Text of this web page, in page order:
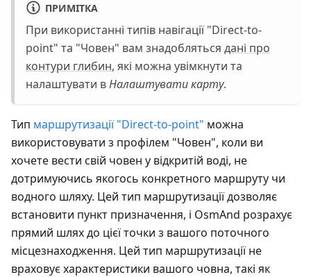
ПРИМІТКА
При використанні типів навігації "Direct-to-
point" та "Човен" вам знадобляться дані про
контури глибин, які можна увімкнути та
налаштувати вНалаштувати карту.
Тип маршрутизації "Direct-to-point" можна
використовувати з профілем "Човен", коли ви
хочете вести свій човен у відкритій воді, не
дотримуючись якогось конкретного маршруту чи
водного шляху. Цей тип маршрутизації дозволяє
встановити пункт призначення, і OsmAnd розрахує
прямий шлях до цієї точки з вашого поточного
місцезнаходження. Цей тип маршрутизації не
враховує характеристики вашого човна, такі як